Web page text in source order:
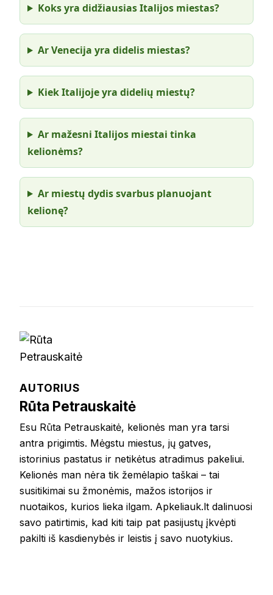
Koks yra didžiausias Italijos miestas?
Ar Venecija yra didelis miestas?
Kiek Italijoje yra didelių miestų?
Ar mažesni Italijos miestai tinka
kelionėms?
Ar miestų dydis svarbus planuojant
kelionę?
AUTORIUS
Rūta Petrauskaitė
Esu Rūta Petrauskaitė, kelionės man yra tarsi
antra prigimtis. Mėgstu miestus, jų gatves,
istorinius pastatus ir netikėtus atradimus pakeliui.
Kelionės man nėra tik žemėlapio taškai – tai
susitikimai su žmonėmis, mažos istorijos ir
nuotaikos, kurios lieka ilgam. Apkeliauk.lt dalinuosi
savo patirtimis, kad kiti taip pat pasijustų įkvėpti
pakilti iš kasdienybės ir leistis į savo nuotykius.